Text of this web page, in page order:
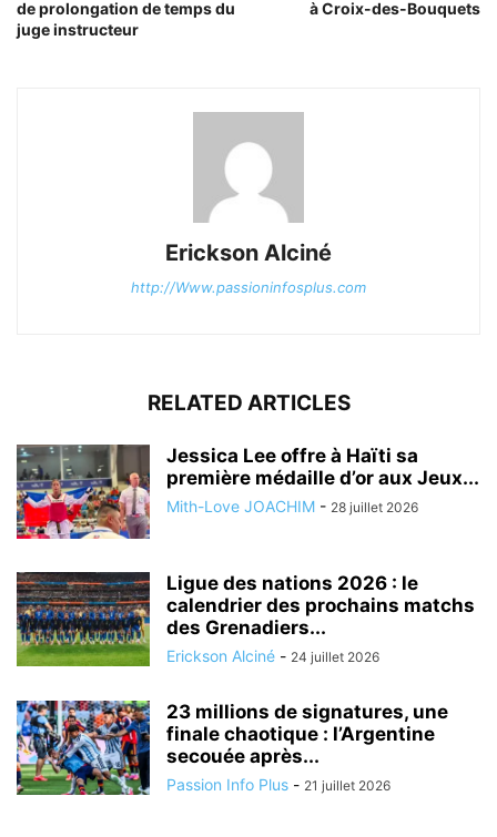
de prolongation de temps du
juge instructeur
à Croix-des-Bouquets
Erickson Alciné
http://Www.passioninfosplus.com
RELATED ARTICLES
Jessica Lee offre à Haïti sa
première médaille d’or aux Jeux...
Mith-Love JOACHIM - 28 juillet 2026
Ligue des nations 2026 : le
calendrier des prochains matchs
des Grenadiers...
Erickson Alciné - 24 juillet 2026
23 millions de signatures, une
finale chaotique : l’Argentine
secouée après...
Passion Info Plus - 21 juillet 2026